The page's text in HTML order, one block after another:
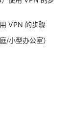
VPN 的步骤
/小型办公室）